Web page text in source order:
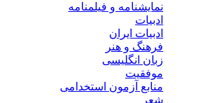
نمایشنامه و فیلمنامه
ادبیات
ادبیات ایران
فرهنگ و هنر
زبان انگلیسی
موفقیت
منابع آزمون استخدامی
شعر